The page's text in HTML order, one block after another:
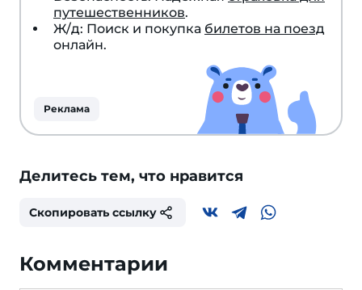
путешественников.
Ж/д: Поиск и покупка билетов на поезд
онлайн.
Реклама
Делитесь тем, что нравится
Скопировать ссылку
Комментарии